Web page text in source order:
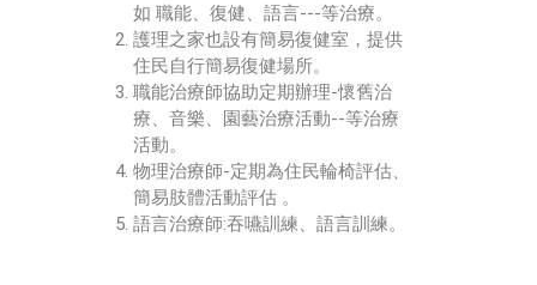
如 職能、復健、語言---等治療。
護理之家也設有簡易復健室，提供
住民自行簡易復健場所。
職能治療師協助定期辦理-懷舊治
療、音樂、園藝治療活動--等治療
活動。
物理治療師-定期為住民輪椅評估、
簡易肢體活動評估 。
語言治療師:吞嚥訓練、語言訓練。